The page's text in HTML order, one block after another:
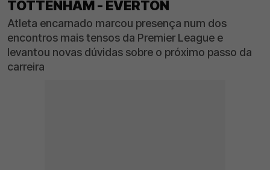
TOTTENHAM - EVERTON
Atleta encarnado marcou presença num dos
encontros mais tensos da Premier League e
levantou novas dúvidas sobre o próximo passo da
carreira